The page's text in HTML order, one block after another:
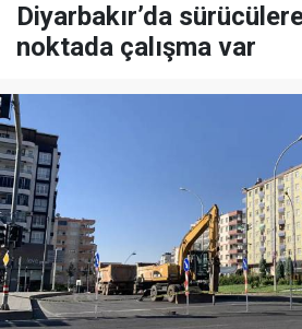
Diyarbakır’da
noktada çalışma var